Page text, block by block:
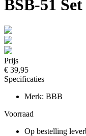
BSB-51
Prijs
€ 39,95
Specificaties
Merk: BBB
Voorraad
Op bestelling